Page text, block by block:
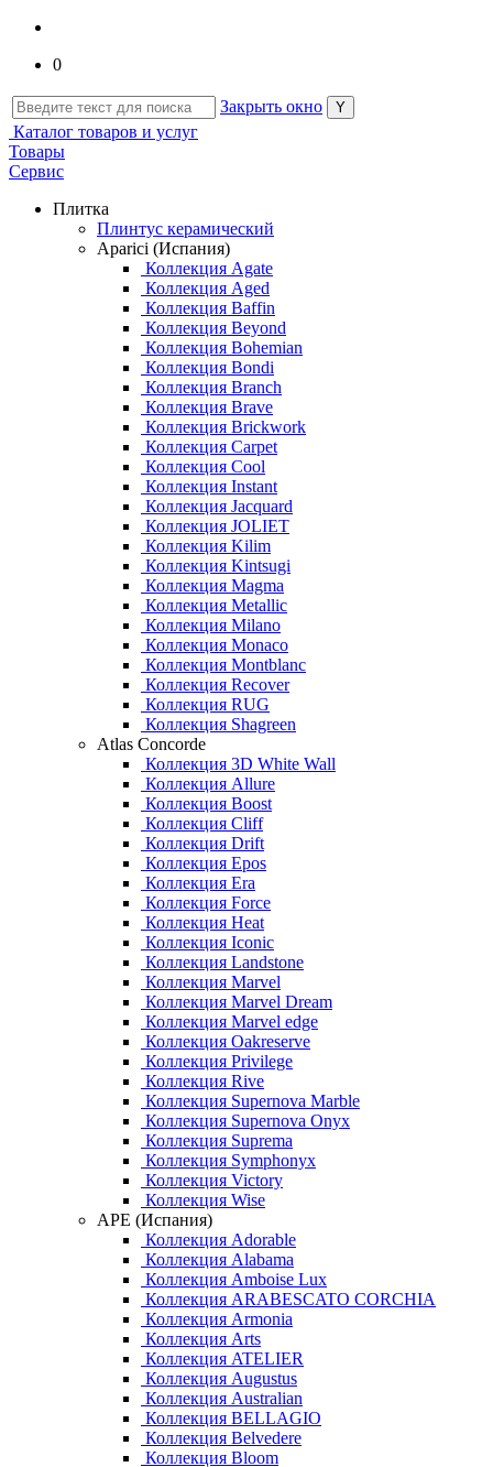
0
Закрыть окно
Каталог товаров и услуг
Товары
Сервис
Плитка
Плинтус керамический
Aparici (Испания)
Коллекция Agate
Коллекция Aged
Коллекция Baffin
Коллекция Beyond
Коллекция Bohemian
Коллекция Bondi
Коллекция Branch
Коллекция Brave
Коллекция Brickwork
Коллекция Carpet
Коллекция Cool
Коллекция Instant
Коллекция Jacquard
Коллекция JOLIET
Коллекция Kilim
Коллекция Kintsugi
Коллекция Magma
Коллекция Metallic
Коллекция Milano
Коллекция Monaco
Коллекция Montblanc
Коллекция Recover
Коллекция RUG
Коллекция Shagreen
Atlas Concorde
Коллекция 3D White Wall
Коллекция Allure
Коллекция Boost
Коллекция Cliff
Коллекция Drift
Коллекция Epos
Коллекция Era
Коллекция Force
Коллекция Heat
Коллекция Iconic
Коллекция Landstone
Коллекция Marvel
Коллекция Marvel Dream
Коллекция Marvel edge
Коллекция Oakreserve
Коллекция Privilege
Коллекция Rive
Коллекция Supernova Marble
Коллекция Supernova Onyx
Коллекция Suprema
Коллекция Symphonyx
Коллекция Victory
Коллекция Wise
APE (Испания)
Коллекция Adorable
Коллекция Alabama
Коллекция Amboise Lux
Коллекция ARABESCATO CORCHIA
Коллекция Armonia
Коллекция Arts
Коллекция ATELIER
Коллекция Augustus
Коллекция Australian
Коллекция BELLAGIO
Коллекция Belvedere
Коллекция Bloom